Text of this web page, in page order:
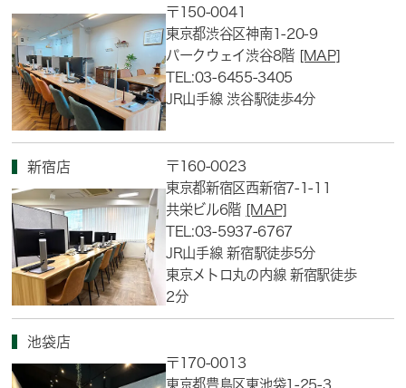
〒150-0041
東京都渋谷区神南1-20-9
パークウェイ渋谷8階 [MAP]
TEL:03-6455-3405
JR山手線 渋谷駅徒歩4分
新宿店
〒160-0023
東京都新宿区西新宿7-1-11
共栄ビル6階 [MAP]
TEL:03-5937-6767
JR山手線 新宿駅徒歩5分
東京メトロ丸の内線 新宿駅徒歩
2分
池袋店
〒170-0013
東京都豊島区東池袋1-25-3